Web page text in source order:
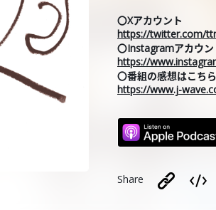
〇Xアカウント
https://twitter.com/
〇Instagramアカウン
https://
〇番組の感想はこち
https://www.j-
Share